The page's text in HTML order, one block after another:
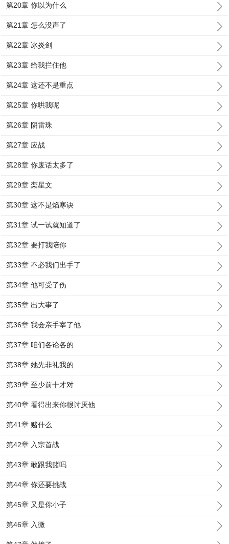
第20章 你以为什么
第21章 怎么没声了
第22章 冰炎剑
第23章 给我拦住他
第24章 这还不是重点
第25章 你哄我呢
第26章 阴雷珠
第27章 应战
第28章 你废话太多了
第29章 栾星文
第30章 这不是焰寒诀
第31章 试一试就知道了
第32章 要打我陪你
第33章 不必我们出手了
第34章 他可受了伤
第35章 出大事了
第36章 我会亲手宰了他
第37章 咱们各论各的
第38章 她先非礼我的
第39章 至少前十才对
第40章 看得出来你很讨厌他
第41章 赌什么
第42章 入宗首战
第43章 敢跟我赌吗
第44章 你还要挑战
第45章 又是你小子
第46章 入微